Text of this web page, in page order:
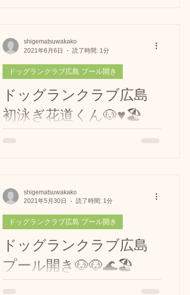
#frenchbulldog #プール開き...
ドッグランクラブ広島
初泳ぎ花道くん🐶♥️🏖️
ンプール #dogrun #dogpool...
ドッグランクラブ広島 プール開き
shigematsuwakako
2021年6月6日
読了時間: 1分
ドッグランクラブ広島
プール開き🐶🐶🌊🏖️
ドッグランクラブ広島 プール開き
shigematsuwakako
2021年5月30日
読了時間: 1分